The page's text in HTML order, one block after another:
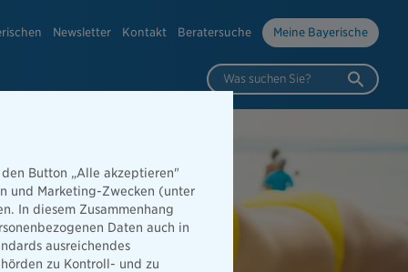
Newsletter Kontakt Beratersuche Meine Bayerische
Was suchen Sie?
Button „Alle akzeptieren"
und Marketing-Zwecken (unter
In diesem Zusammenhang
Daten auch in
ausreichendes
zu Kontroll- und zu